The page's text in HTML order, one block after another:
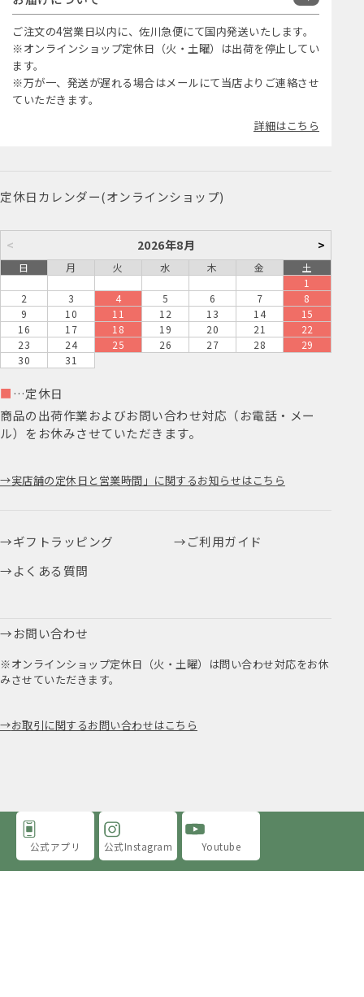
お届けについて
ご注文の4営業日以内に、佐川急便にて国内発送いたします。
※オンラインショップ定休日（火・土曜）は出荷を停止してい
ます。
※万が一、発送が遅れる場合はメールにて当店よりご連絡させ
詳細はこちら
定休日カレンダー(オンラインショップ)
< 2026年8月 >
日 月 火 水 木 金
土
1
2
3 4 5 6 7
8
9
10 11 12 13 14
15
16
17 18 19 20 21
22
23
24 25 26 27 28
29
30
31
■
…定休日
商品の出荷作業およびお問い合わせ対応（お電話・メー
ル）をお休みさせていただきます。
実店舗の定休日と営業時間」に関するお知らせはこちら
ギフトラッピング
ご利用ガイド
よくある質問
お問い合わせ
※オンラインショップ定休日（火・土曜）は問い合わせ対応をお休
お取引に関するお問い合わせはこちら
公式アプリ 公式Instagram Youtube